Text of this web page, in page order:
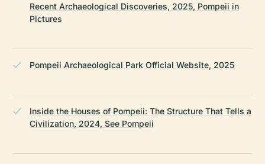
Recent Archaeological Discoveries, 2025, Pompeii in
Pictures
Pompeii Archaeological Park Official Website, 2025
Inside the Houses of Pompeii: The Structure That Tells a
Civilization, 2024, See Pompeii